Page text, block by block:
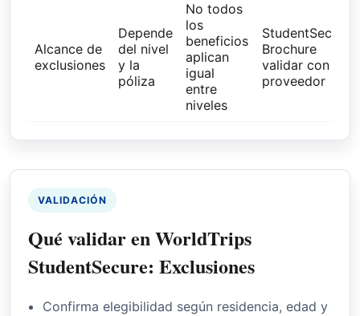
Alcance de
exclusiones
Depende
del nivel
y la
póliza
No todos
los
beneficios
aplican
igual
entre
niveles
StudentSecure
Brochure
validar con el
proveedor
VALIDACIÓN
Qué validar en WorldTrips
StudentSecure: Exclusiones
Confirma elegibilidad según residencia, edad y